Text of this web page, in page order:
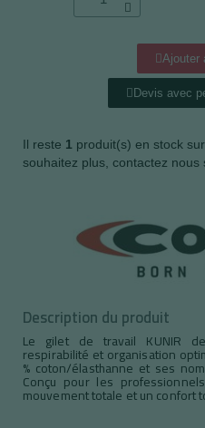
Ajouter
Devis avec
Il reste 1 produit(s) en stock
souhaitez plus, contactez nous
Description du produit
Le gilet de travail KUNIR
respirabilité et organisation
% coton/élasthanne et ses
Conçu pour les
mouvement totale et un confort